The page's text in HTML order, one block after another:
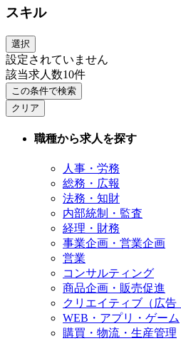
スキル
選択
設定されていません
該当求人数10件
この条件で検索
クリア
職種から求人を探す
人事・労務
総務・広報
法務・知財
内部統制・監査
経理・財務
事業企画・営業企画
営業
コンサルティング
商品企画・販売促進
クリエイティブ（広告
WEB・アプリ・ゲーム
購買・物流・生産管理